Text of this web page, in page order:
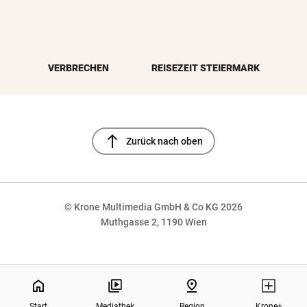
VERBRECHEN REISEZEIT STEIERMARK
north Zurück nach oben
© Krone Multimedia GmbH & Co KG 2026
Muthgasse 2, 1190 Wien
home pin_drop
NaN%